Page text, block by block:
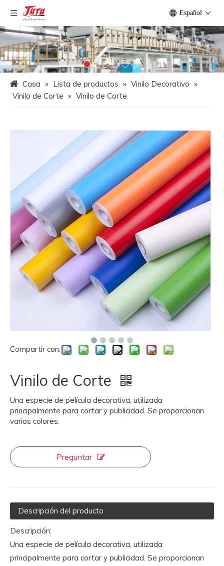
Español
Casa » Lista de productos » Vinilo Decorativo »
Vinilo de Corte » Vinilo de Corte
Compartir con:
Vinilo de Corte
Una especie de película decorativa, utilizada
principalmente para cortar y publicidad. Se proporcionan
varios colores.
Preguntar
Descripción del producto
Descripción:
Una especie de película decorativa, utilizada
principalmente para cortar y publicidad. Se proporcionan